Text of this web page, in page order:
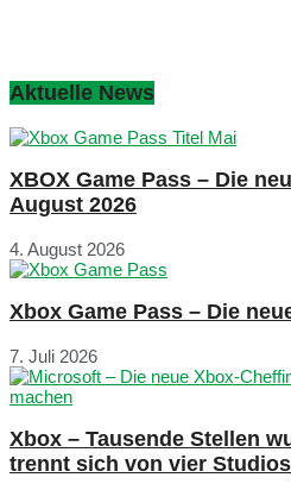
Aktuelle News
XBOX Game Pass – Die
August 2026
4. August 2026
Xbox Game Pass – Die
7. Juli 2026
Xbox – Tausende Stellen
trennt sich von vier Studios